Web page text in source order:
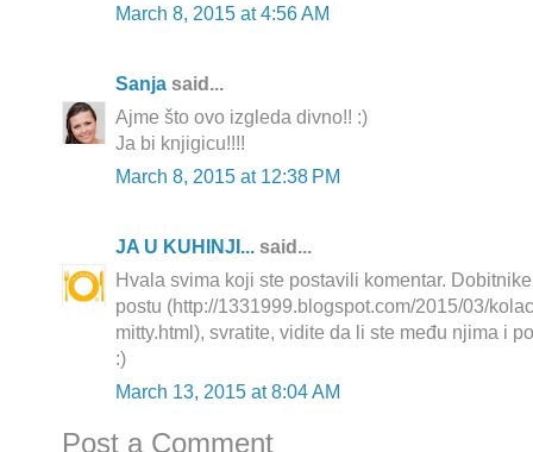
March 8, 2015 at 4:56 AM
Sanja said...
Ajme što ovo izgleda divno!! :)
Ja bi knjigicu!!!!
March 8, 2015 at 12:38 PM
JA U KUHINJI... said...
Hvala svima koji ste postavili komentar.
postu (http://1331999.blogspot.com/2015/03/
mitty.html), svratite, vidite da li ste među njima i
:)
March 13, 2015 at 8:04 AM
Post a Comment